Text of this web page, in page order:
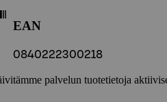
EAN
0840222300218
palvelun tuotetietoja